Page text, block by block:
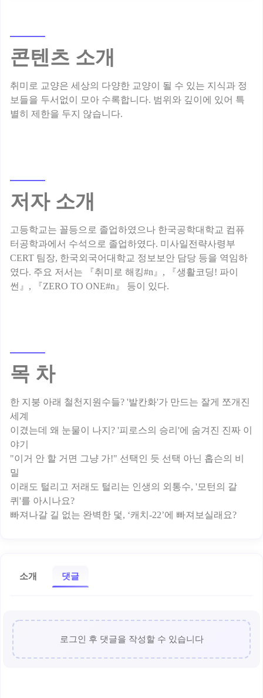
콘텐츠 소개
취미로 교양은 세상의 다양한 교양이 될 수 있는 지식과 정
보들을 두서없이 모아 수록합니다. 범위와 깊이에 있어 특
저자 소개
고등학교는 꼴등으로 졸업하였으나 한국공학대학교 컴퓨
터공학과에서 수석으로 졸업하였다. 미사일전략사령부
CERT 팀장, 한국외국어대학교 정보보안 담당 등을 역임하
였다. 주요 저서는 『취미로 해킹#n』, 『생활코딩! 파이
목 차
한 지붕 아래 철천지원수들? '발칸화'가 만드는 잘게 쪼개진
세계
이겼는데 왜 눈물이 나지? '피로스의 승리'에 숨겨진 진짜 이
야기
"이거 안 할 거면 그냥 가!" 선택인 듯 선택 아닌 홉슨의 비
밀
이래도 털리고 저래도 털리는 인생의 외통수, '모턴의 갈
퀴'를 아시나요?
소개 댓글
로그인 후 댓글을 작성할 수 있습니다